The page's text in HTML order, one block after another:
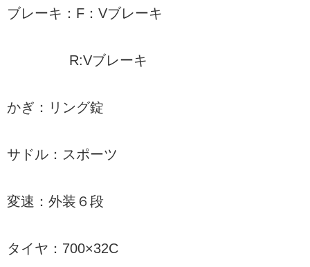
ブレーキ：F：Vブレーキ
R:Vブレーキ
かぎ：リング錠
サドル：スポーツ
変速：外装６段
タイヤ：700×32C